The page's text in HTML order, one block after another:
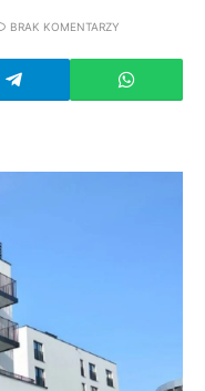
BRAK KOMENTARZY